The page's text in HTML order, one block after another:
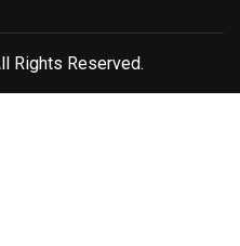
Rights Reserved.